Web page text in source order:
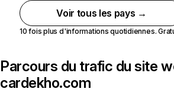
Voir tous les pays →
10 fois plus d'informations quotidiennes.
Parcours du trafic du site
cardekho.com